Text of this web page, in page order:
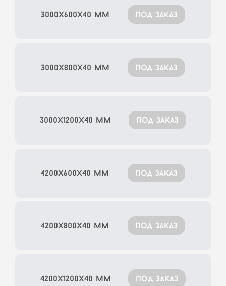
3000x600x40 мм под заказ
3000x800x40 мм под заказ
3000x1200x40 мм под заказ
4200x600x40 мм под заказ
4200x800x40 мм под заказ
4200x1200x40 мм под заказ